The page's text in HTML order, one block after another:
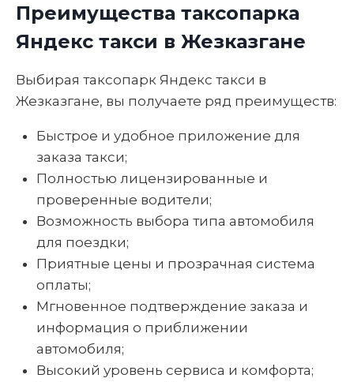
Преимущества таксопарка
Яндекс такси в Жезказгане
Выбирая таксопарк Яндекс такси в
Жезказгане, вы получаете ряд преимуществ:
Быстрое и удобное приложение для
заказа такси;
Полностью лицензированные и
проверенные водители;
Возможность выбора типа автомобиля
для поездки;
Приятные цены и прозрачная система
оплаты;
Мгновенное подтверждение заказа и
информация о приближении
автомобиля;
Высокий уровень сервиса и комфорта;